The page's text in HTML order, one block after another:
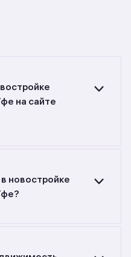
на сайте
новостройке
до 110,9 кв. м.,